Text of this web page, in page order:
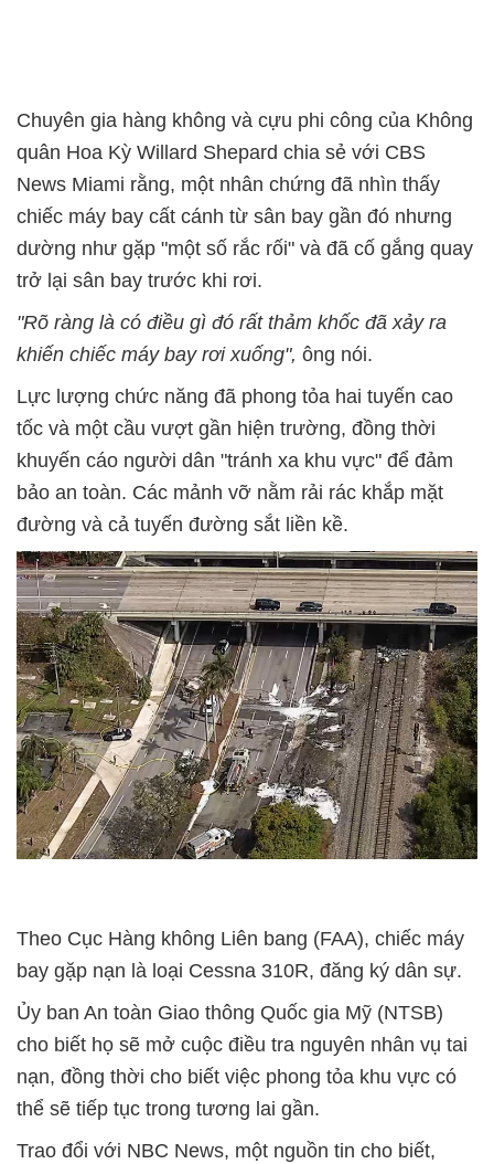
Chuyên gia hàng không và cựu phi công của Không
quân Hoa Kỳ Willard Shepard chia sẻ với CBS
News Miami rằng, một nhân chứng đã nhìn thấy
chiếc máy bay cất cánh từ sân bay gần đó nhưng
dường như gặp "một số rắc rối" và đã cố gắng quay
trở lại sân bay trước khi rơi.
"Rõ ràng là có điều gì đó rất thảm khốc đã xảy ra
khiến chiếc máy bay rơi xuống", ông nói.
Lực lượng chức năng đã phong tỏa hai tuyến cao
tốc và một cầu vượt gần hiện trường, đồng thời
khuyến cáo người dân "tránh xa khu vực" để đảm
bảo an toàn. Các mảnh vỡ nằm rải rác khắp mặt
đường và cả tuyến đường sắt liền kề.
Theo Cục Hàng không Liên bang (FAA), chiếc máy
bay gặp nạn là loại Cessna 310R, đăng ký dân sự.
Ủy ban An toàn Giao thông Quốc gia Mỹ (NTSB)
cho biết họ sẽ mở cuộc điều tra nguyên nhân vụ tai
nạn, đồng thời cho biết việc phong tỏa khu vực có
thể sẽ tiếp tục trong tương lai gần.
Trao đổi với NBC News, một nguồn tin cho biết,